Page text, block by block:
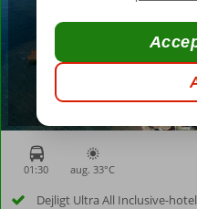
01:30 aug. 33°C
Dejligt Ultra All Inclusive-hotel